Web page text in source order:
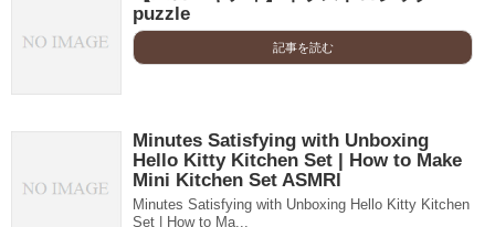
puzzle
記事を読む
Minutes Satisfying with Unboxing
Hello Kitty Kitchen Set | How to Make
Mini Kitchen Set ASMRl
Minutes Satisfying with Unboxing Hello Kitty Kitchen
Set | How to Ma...